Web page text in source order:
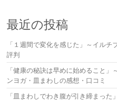
最近の投稿
「１週間で変化を感じた」～イルチ
評判
「健康の秘訣は早めに始めること」
ンヨガ・皿まわしの感想・口コミ
「皿まわしでわき腹が引き締まった